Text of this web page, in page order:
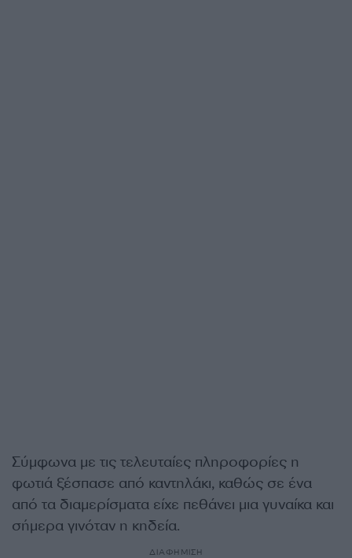
Σύμφωνα με τις τελευταίες πληροφορίες η
φωτιά ξέσπασε από καντηλάκι, καθώς σε ένα
από τα διαμερίσματα είχε πεθάνει μια γυναίκα και
σήμερα γινόταν η κηδεία.
ΔΙΑΦΗΜΙΣΗ